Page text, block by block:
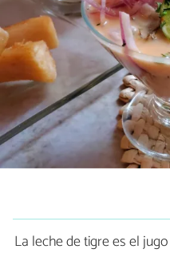
La leche de tigre es el